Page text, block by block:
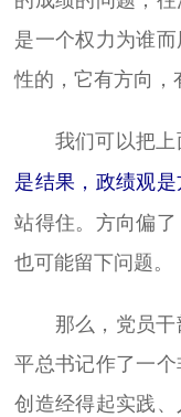
是一个权力为谁
性的，它有方向，
我们可以把上
是结果，政绩观是
站得住。方向偏
也可能留下问题。
那么，党员干
平总书记作了一
创造经得起实践